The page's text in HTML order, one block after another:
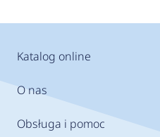
Katalog online
O nas
Obsługa i pomoc